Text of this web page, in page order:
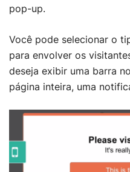
pop-up.
Você pode selecionar o
para envolver os
deseja exibir uma barra
página inteira, uma